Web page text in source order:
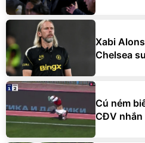
Xabi
Chelsea
Cú ném
CĐV